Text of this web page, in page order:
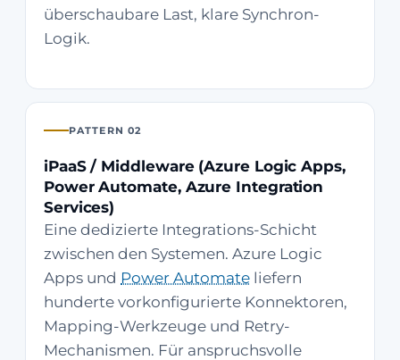
überschaubare Last, klare Synchron-
Logik.
PATTERN 02
iPaaS / Middleware (Azure Logic Apps,
Power Automate, Azure Integration
Services)
Eine dedizierte Integrations-Schicht
zwischen den Systemen. Azure Logic
Apps und Power Automate liefern
hunderte vorkonfigurierte Konnektoren,
Mapping-Werkzeuge und Retry-
Mechanismen. Für anspruchsvolle